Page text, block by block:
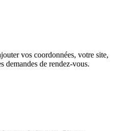
vos coordonnées, votre site,
demandes de rendez-vous.